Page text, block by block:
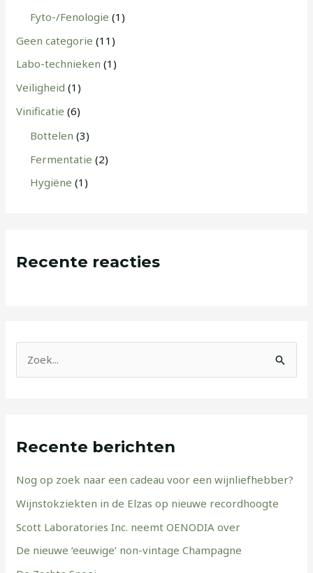
Fyto-/Fenologie (1)
Geen categorie (11)
Labo-technieken (1)
Veiligheid (1)
Vinificatie (6)
Bottelen (3)
Fermentatie (2)
Hygiëne (1)
Recente reacties
n
a
r
:
Recente berichten
Nog op zoek naar een cadeau voor een wijnliefhebber?
Wijnstokziekten in de Elzas op nieuwe recordhoogte
Scott Laboratories Inc. neemt OENODIA over
De nieuwe ‘eeuwige’ non-vintage Champagne